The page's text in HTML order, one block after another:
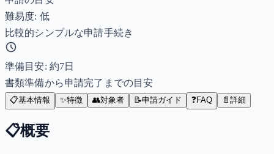
難易度: 低
比較的シンプルな申請手続き
準備目安: 約7日
書類準備から申請完了までの目安
📋基本情報 ✨特徴 👥対象者 📝申請ガイド ❓FAQ 📄 詳細
📋概要